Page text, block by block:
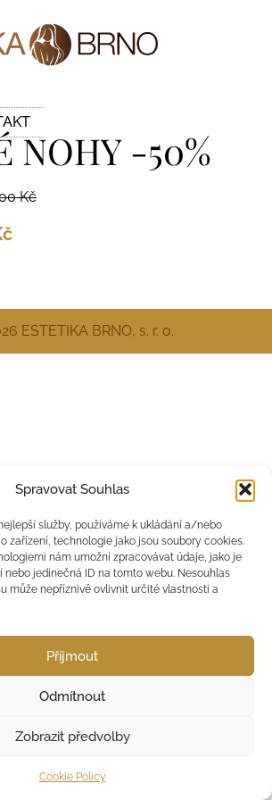
Spravovat Souhlas
služby, používáme k ukládání a/nebo
zařízení, technologie jako jsou soubory cookies.
nám umožní zpracovávat údaje, jako je
nebo jedinečná ID na tomto webu. Nesouhlas
může nepříznivě ovlivnit určité vlastnosti a
Příjmout
Odmítnout
Zobrazit předvolby
Cookie Policy
NOHY -50%
Kč
ESTETIKA BRNO, s. r. o.